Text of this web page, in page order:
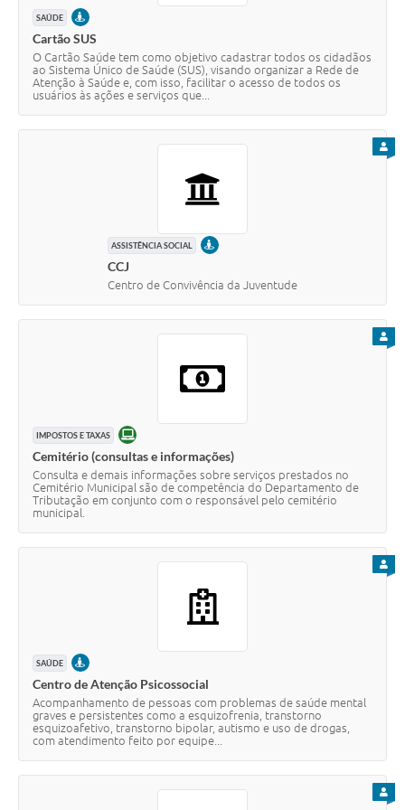
SAÚDE PRESENCIAL
Cartão SUS
O Cartão Saúde tem como objetivo cadastrar todos os cidadãos
ao Sistema Único de Saúde (SUS), visando organizar a Rede de
Atenção à Saúde e, com isso, facilitar o acesso de todos os
usuários às ações e serviços que...
ASSISTÊNCIA SOCIAL PRESENCIAL
CCJ
Centro de Convivência da Juventude
IMPOSTOS E TAXAS ONLINE
Cemitério (consultas e informações)
Consulta e demais informações sobre serviços prestados no
Cemitério Municipal são de competência do Departamento de
Tributação em conjunto com o responsável pelo cemitério
municipal.
SAÚDE PRESENCIAL
Centro de Atenção Psicossocial
Acompanhamento de pessoas com problemas de saúde mental
graves e persistentes como a esquizofrenia, transtorno
esquizoafetivo, transtorno bipolar, autismo e uso de drogas,
com atendimento feito por equipe...